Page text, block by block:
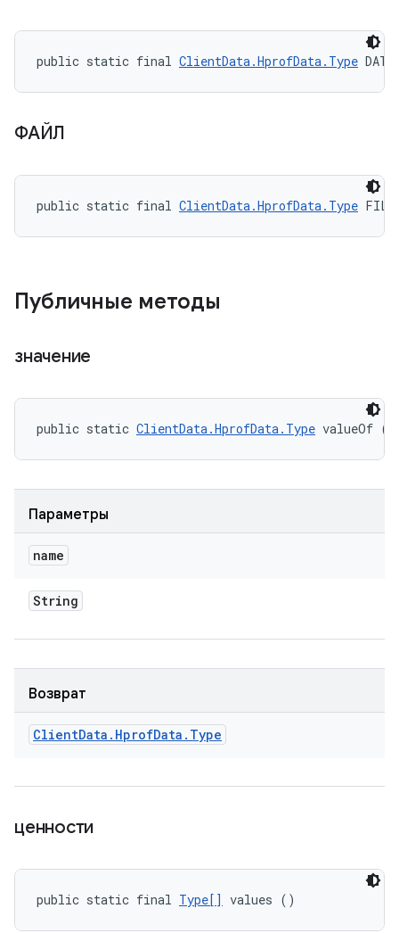
public static final ClientData.HprofData.Type DATA
ФАЙЛ
public static final ClientData.HprofData.Type FILE
Публичные методы
значение
public static ClientData.HprofData.Type valueOf
Параметры
name
String
Возврат
ClientData . HprofData . Type
ценности
public static final Type[] values ()